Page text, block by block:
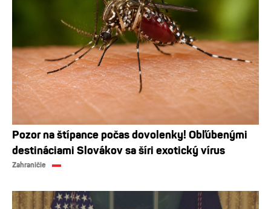
Pozor na štípance počas dovolenky! Obľúbenými
destináciami Slovákov sa šíri exotický vírus
Zahraničie